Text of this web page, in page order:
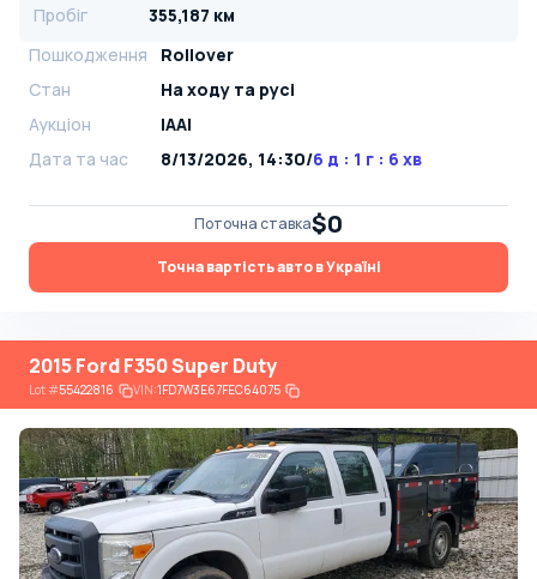
Пробіг
355,187 км
Пошкодження
Rollover
Стан
На ​​ходу та русі
Аукціон
IAAI
Дата та час
8/13/2026, 14:30/6 д : 1 г : 6 хв
Поточна ставка$0
Точна вартість авто в Україні
2015 Ford F350 Super Duty
Lot#55422816 VIN:1FD7W3E67FEC64075